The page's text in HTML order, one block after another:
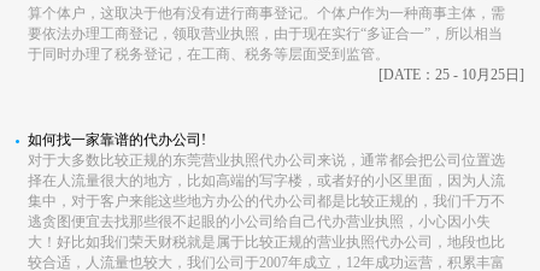
算个体户，这取决于他有没有进行商事登记。个体户作为一种商事主体，需
要依法办理工商登记，领取营业执照，由于现在实行“多证合一”，所以相当
于同时办理了税务登记，在工商、税务等层面受到监管。
[DATE：25 - 10月25日]
如何找一家靠谱的代办公司!
对于大多数比较正规的东莞营业执照代办公司来说，通常都会把公司位置选
择在人流量很大的地方，比如高端的写字楼，或者好的小区里面，因为人流
集中，对于客户来能这些地方办公的代办公司都是比较正规的，我们千万不
逃贪图便宜去找那些很不起眼的小公司给自己代办营业执照，小心因小失
大！好比如我们荣天财税就是属于比较正规的营业执照代办公司，地段也比
较合适，人流量也较大，我们公司于2007年成立，12年成功运营，积累丰富